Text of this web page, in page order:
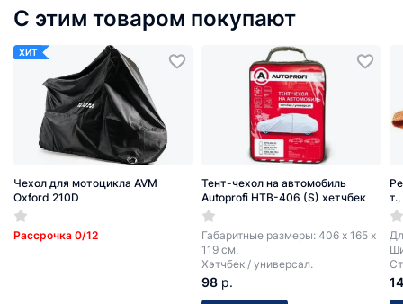
С этим товаром покупают
ХИТ
Чехол для мотоцикла AVM
Oxford 210D
Рассрочка 0/12
Тент-чехол на автомобиль
Autoprofi HTB-406 (S) хетчбек
Габаритные размеры: 406 х 165 х
119 см.
Хэтчбек / универсал.
98 р. 14